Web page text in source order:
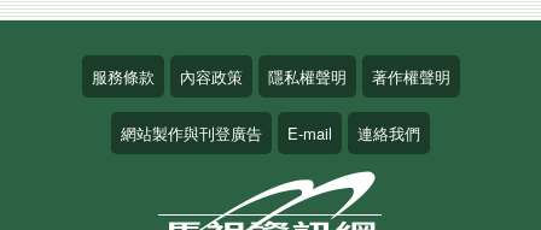
服務條款 內容政策 隱私權聲明 著作權聲明
網站製作與刊登廣告 E-mail 連絡我們